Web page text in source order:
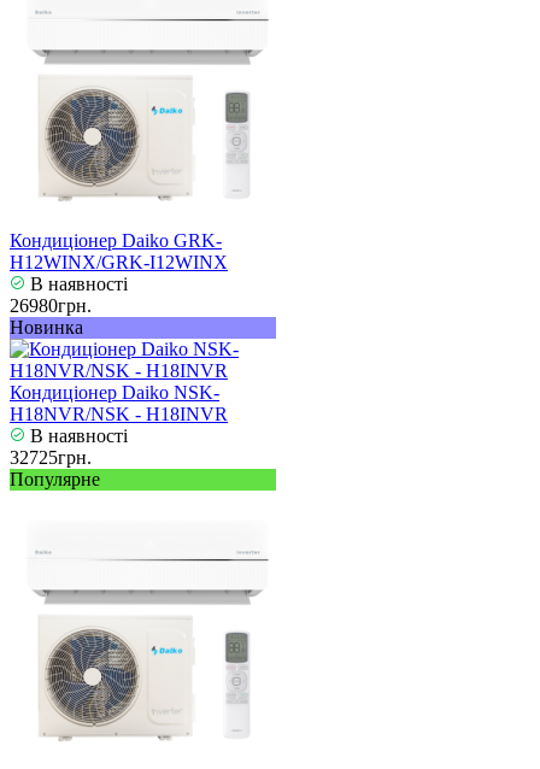
Кондиціонер Daiko GRK-
H12WINX/GRK-I12WINX
В наявності
26980грн.
Новинка
Кондиціонер Daiko NSK-
H18NVR/NSK - H18INVR
В наявності
32725грн.
Популярне